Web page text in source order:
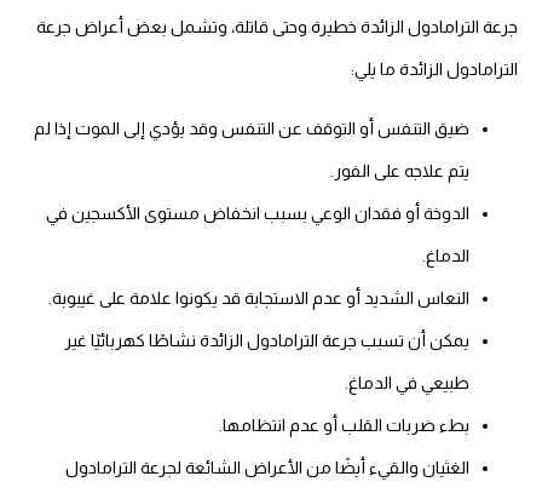
جرعة الترامادول الزائدة خطيرة وحتى قاتلة، وتشمل بعض أعراض جرعة
الترامادول الزائدة ما يلي:
ضيق التنفس أو التوقف عن التنفس وقد يؤدي إلى الموت إذا لم
يتم علاجه على الفور.
الدوخة أو فقدان الوعي بسبب انخفاض مستوى الأكسجين في
الدماغ.
النعاس الشديد أو عدم الاستجابة قد يكونوا علامة على غيبوبة.
يمكن أن تسبب جرعة الترامادول الزائدة نشاطًا كهربائيًا غير
طبيعي في الدماغ.
بطء ضربات القلب أو عدم انتظامها.
الغثيان والقيء أيضًا من الأعراض الشائعة لجرعة الترامادول